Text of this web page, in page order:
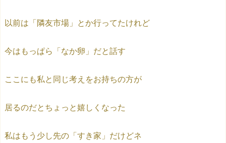
以前は「隣友市場」とか行ってたけれど
今はもっぱら「なか卵」だと話す
ここにも私と同じ考えをお持ちの方が
居るのだとちょっと嬉しくなった
私はもう少し先の「すき家」だけどネ